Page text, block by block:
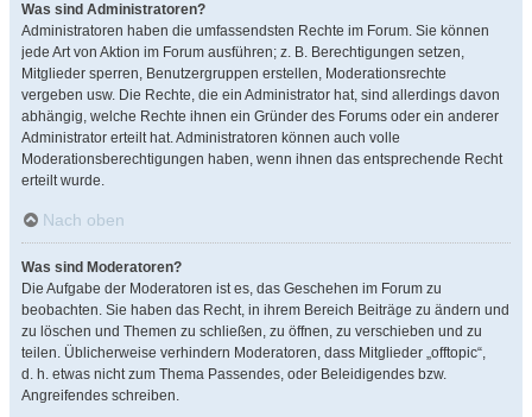
Was sind Administratoren?
Administratoren haben die umfassendsten Rechte im Forum. Sie können
jede Art von Aktion im Forum ausführen; z. B. Berechtigungen setzen,
Mitglieder sperren, Benutzergruppen erstellen, Moderationsrechte
vergeben usw. Die Rechte, die ein Administrator hat, sind allerdings davon
abhängig, welche Rechte ihnen ein Gründer des Forums oder ein anderer
Administrator erteilt hat. Administratoren können auch volle
Moderationsberechtigungen haben, wenn ihnen das entsprechende Recht
erteilt wurde.
Nach oben
Was sind Moderatoren?
Die Aufgabe der Moderatoren ist es, das Geschehen im Forum zu
beobachten. Sie haben das Recht, in ihrem Bereich Beiträge zu ändern und
zu löschen und Themen zu schließen, zu öffnen, zu verschieben und zu
teilen. Üblicherweise verhindern Moderatoren, dass Mitglieder „offtopic“,
d. h. etwas nicht zum Thema Passendes, oder Beleidigendes bzw.
Angreifendes schreiben.